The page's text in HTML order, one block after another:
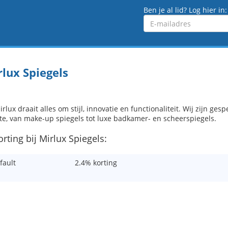
Ben je al lid? Log hier in:
Emailadres
Spiegels
draait alles om stijl, innovatie en functionaliteit. Wij zijn
van make-up spiegels tot luxe badkamer- en scheerspiegels.
bij Mirlux Spiegels:
2.4% korting